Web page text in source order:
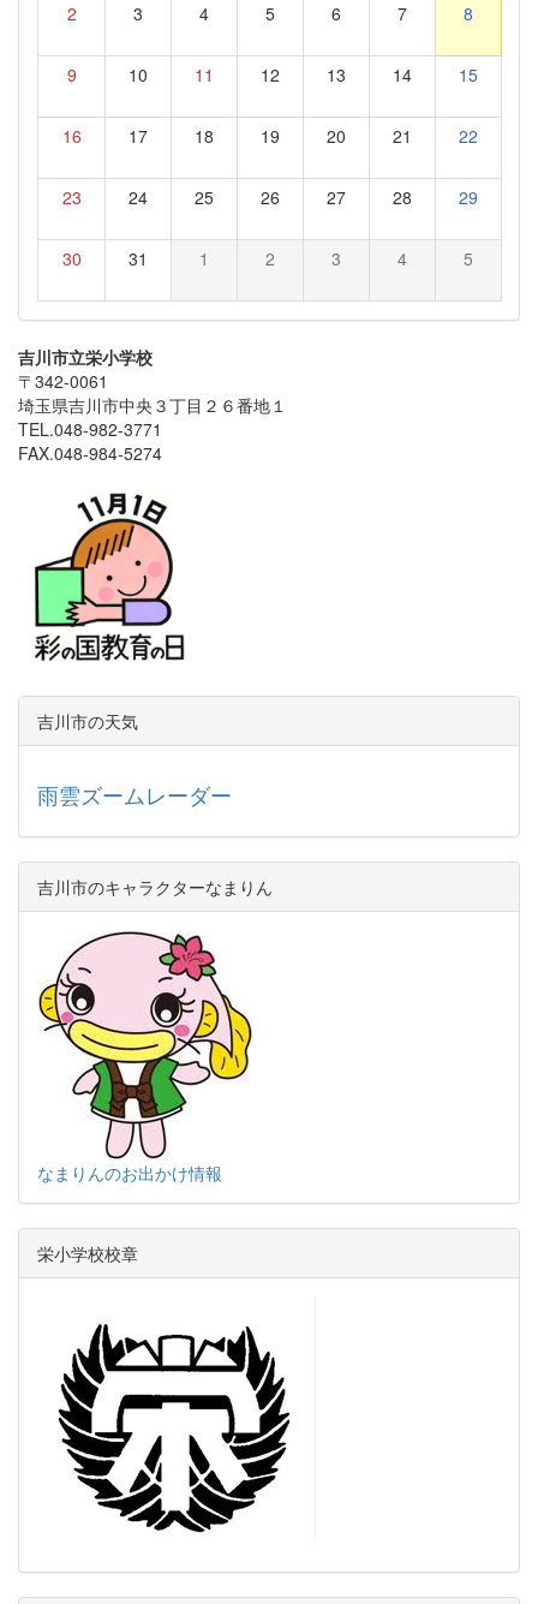
2 3 4 5 6 7 8
9 10 11 12 13 14 15
16 17 18 19 20 21 22
23 24 25 26 27 28 29
30 31 1 2 3 4 5
吉川市立栄小学校
〒342-0061
埼玉県吉川市中央３丁目２６番地１
TEL.048-982-3771
FAX.048-984-5274
吉川市の天気
雨雲ズームレーダー
吉川市のキャラクターなまりん
なまりんのお出かけ情報
栄小学校校章